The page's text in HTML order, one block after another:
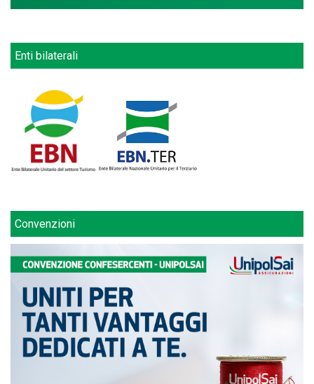
Enti bilaterali
Convenzioni